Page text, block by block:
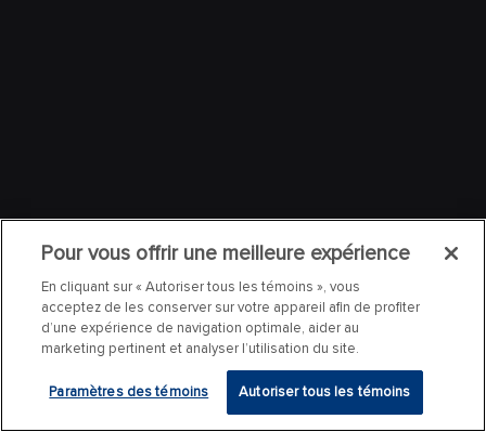
Pour vous offrir une meilleure expérience
En cliquant sur « Autoriser tous les témoins », vous
acceptez de les conserver sur votre appareil afin de profiter
d’une expérience de navigation optimale, aider au
marketing pertinent et analyser l’utilisation du site.
Paramètres des témoins Autoriser tous les témoins